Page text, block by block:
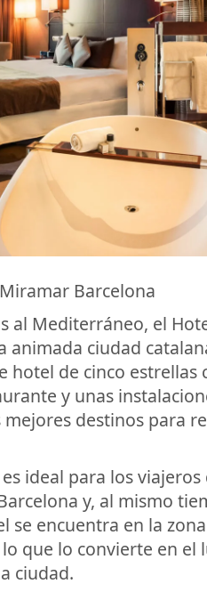
Barcelona
al Mediterráneo, el
animada ciudad
hotel de cinco estrellas
y unas
destinos para
ideal para los
y, al mismo
se encuentra en la
que lo convierte en el
ciudad.